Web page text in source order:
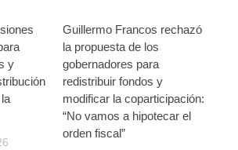
y
Guillermo Francos rechazó
la propuesta de los
gobernadores para
redistribuir fondos y
modificar la coparticipación:
“No vamos a hipotecar el
orden fiscal”